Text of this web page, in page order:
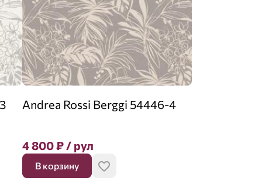
Andrea Rossi Berggi 54446-4
4 800₽/ рул
В корзину